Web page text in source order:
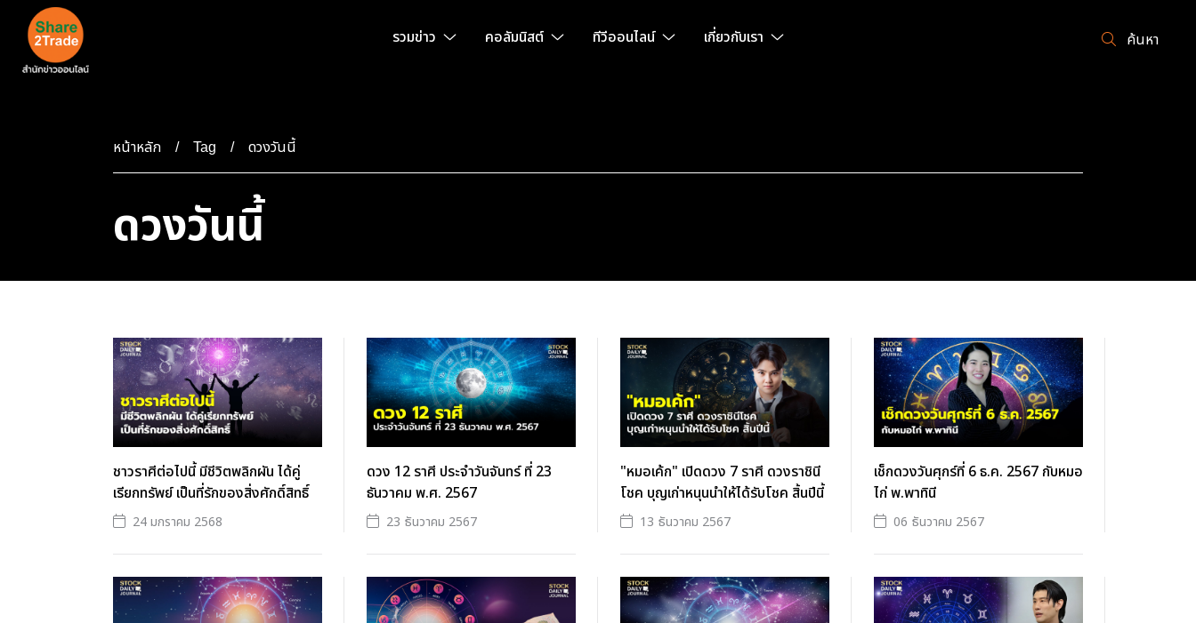
รวมข่าว คอลัมนิสต์ ทีวีออนไลน์ เกี่ยวกับเรา ค้นหา
หน้าหลัก Tag ดวงวันนี้
ดวงวันนี้
ชาวราศีต่อไปนี้ มีชีวิตพลิกผัน ได้คู่
เรียกทรัพย์ เป็นที่รักของสิ่งศักดิ์สิทธิ์
24 มกราคม 2568
ดวง 12 ราศี ประจำวันจันทร์ ที่ 23
ธันวาคม พ.ศ. 2567
23 ธันวาคม 2567
"หมอเค้ก" เปิดดวง 7 ราศี ดวงราชินี
โชค บุญเก่าหนุนนำให้ได้รับโชค สิ้นปีนี้
13 ธันวาคม 2567
เช็กดวงวันศุกร์ที่ 6 ธ.ค. 2567 กับหมอ
ไก่ พ.พาทินี
06 ธันวาคม 2567